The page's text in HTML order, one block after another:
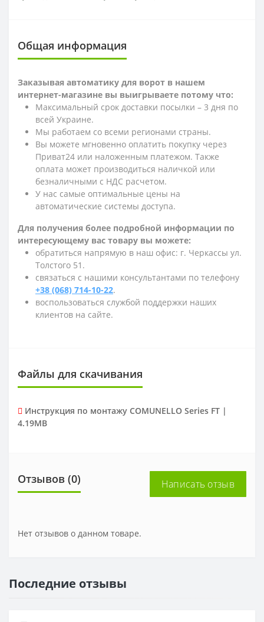
Общая информация
Заказывая автоматику для ворот в нашем
интернет-магазине вы выигрываете потому что:
Максимальный срок доставки посылки – 3 дня по
всей Украине.
Мы работаем со всеми регионами страны.
Вы можете мгновенно оплатить покупку через
Приват24 или наложенным платежом. Также
оплата может производиться наличкой или
безналичными с НДС расчетом.
У нас самые оптимальные цены на
автоматические системы доступа.
Для получения более подробной информации по
интересующему вас товару вы можете:
обратиться напрямую в наш офис: г. Черкассы ул.
Толстого 51.
связаться с нашими консультантами по телефону
+38 (068) 714-10-22.
воспользоваться службой поддержки наших
клиентов на сайте.
Файлы для скачивания
Инструкция по монтажу COMUNELLO Series FT |
4.19MB
Отзывов (0) Написать отзыв
Нет отзывов о данном товаре.
Последние отзывы